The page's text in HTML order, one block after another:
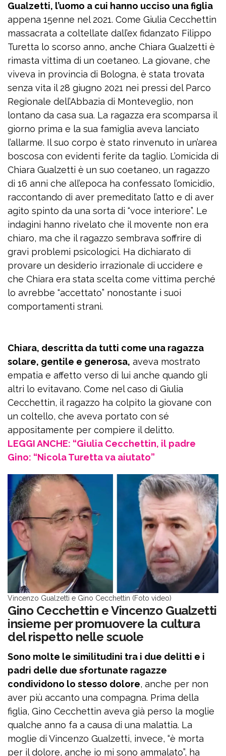
Gualzetti, l’uomo a cui hanno ucciso una figlia
appena 15enne nel 2021. Come Giulia Cecchettin
massacrata a coltellate dall’ex fidanzato Filippo
Turetta lo scorso anno, anche Chiara Gualzetti è
rimasta vittima di un coetaneo. La giovane, che
viveva in provincia di Bologna, è stata trovata
senza vita il 28 giugno 2021 nei pressi del Parco
Regionale dell’Abbazia di Monteveglio, non
lontano da casa sua. La ragazza era scomparsa il
giorno prima e la sua famiglia aveva lanciato
l’allarme. Il suo corpo è stato rinvenuto in un’area
boscosa con evidenti ferite da taglio. L’omicida di
Chiara Gualzetti è un suo coetaneo, un ragazzo
di 16 anni che all’epoca ha confessato l’omicidio,
raccontando di aver premeditato l’atto e di aver
agito spinto da una sorta di “voce interiore”. Le
indagini hanno rivelato che il movente non era
chiaro, ma che il ragazzo sembrava soffrire di
gravi problemi psicologici. Ha dichiarato di
provare un desiderio irrazionale di uccidere e
che Chiara era stata scelta come vittima perché
lo avrebbe “accettato” nonostante i suoi
comportamenti strani.
Chiara, descritta da tutti come una ragazza
solare, gentile e generosa, aveva mostrato
empatia e affetto verso di lui anche quando gli
altri lo evitavano. Come nel caso di Giulia
Cecchettin, il ragazzo ha colpito la giovane con
un coltello, che aveva portato con sé
appositamente per compiere il delitto.
LEGGI ANCHE: “Giulia Cecchettin, il padre
Gino: “Nicola Turetta va aiutato”
Vincenzo Gualzetti e Gino Cecchettin (Foto video)
Gino Cecchettin e Vincenzo Gualzetti
insieme per promuovere la cultura
del rispetto nelle scuole
Sono molte le similitudini tra i due delitti e i
padri delle due sfortunate ragazze
condividono lo stesso dolore, anche per non
aver più accanto una compagna. Prima della
figlia, Gino Cecchettin aveva già perso la moglie
qualche anno fa a causa di una malattia. La
moglie di Vincenzo Gualzetti, invece, “è morta
per il dolore, anche io mi sono ammalato”, ha